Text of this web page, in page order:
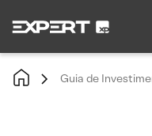
Guia de